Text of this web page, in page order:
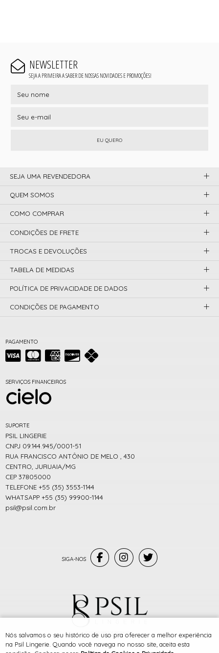
NEWSLETTER
SEJA A PRIMEIRA A SABER DE NOSSAS NOVIDADES E PROMOÇÕES!
EU QUERO
PAGAMENTO
SERVIÇOS FINANCEIROS
SUPORTE
PSIL LINGERIE
CNPJ 09.144.945/0001-51
RUA FRANCISCO ANTÔNIO DE MELO , 430
CENTRO, JURUAIA/MG
CEP 37805000
TELEFONE +55 (35) 3553-1144
WHATSAPP +55 (35) 99900-1144
psil@psil.com.br
SEJA UMA REVENDEDORA
QUEM SOMOS
COMO COMPRAR
CONDIÇÕES DE FRETE
TROCAS E DEVOLUÇÕES
TABELA DE MEDIDAS
POLÍTICA DE PRIVACIDADE DE DADOS
CONDIÇÕES DE PAGAMENTO
® TODOS DIREITOS RESERVADOS
Nós salvamos o seu histórico de uso pra oferecer a melhor experiência
na Psil Lingerie. Quando você navega no nosso site, aceita esta